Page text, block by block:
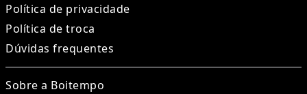
Política de privacidade
Política de troca
Dúvidas frequentes
Sobre a Boitempo